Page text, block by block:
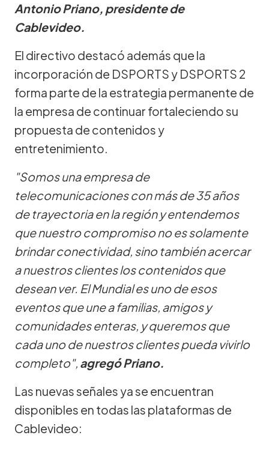
Antonio Priano, presidente de
Cablevideo.
El directivo destacó además que la
incorporación de DSPORTS y DSPORTS 2
forma parte de la estrategia permanente de
la empresa de continuar fortaleciendo su
propuesta de contenidos y
entretenimiento.
"Somos una empresa de
telecomunicaciones con más de 35 años
de trayectoria en la región y entendemos
que nuestro compromiso no es solamente
brindar conectividad, sino también acercar
a nuestros clientes los contenidos que
desean ver. El Mundial es uno de esos
eventos que une a familias, amigos y
comunidades enteras, y queremos que
cada uno de nuestros clientes pueda vivirlo
completo", agregó Priano.
Las nuevas señales ya se encuentran
disponibles en todas las plataformas de
Cablevideo: